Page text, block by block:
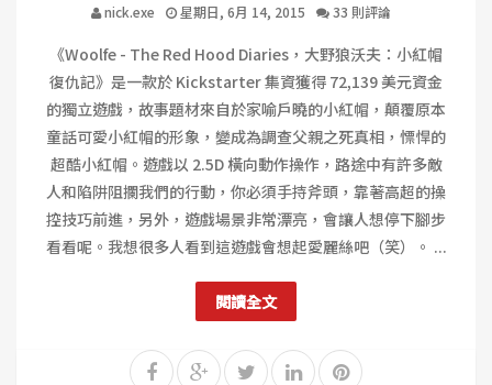
nick.exe 星期日, 6月 14, 2015 33 則評論
《Woolfe - The Red Hood Diaries，大野狼沃夫：小紅帽
復仇記》是一款於 Kickstarter 集資獲得 72,139 美元資金
的獨立遊戲，故事題材來自於家喻戶曉的小紅帽，顛覆原本
童話可愛小紅帽的形象，變成為調查父親之死真相，慓悍的
超酷小紅帽。遊戲以 2.5D 橫向動作操作，路途中有許多敵
人和陷阱阻攔我們的行動，你必須手持斧頭，靠著高超的操
控技巧前進，另外，遊戲場景非常漂亮，會讓人想停下腳步
看看呢。我想很多人看到這遊戲會想起愛麗絲吧（笑）。 ...
閱讀全文